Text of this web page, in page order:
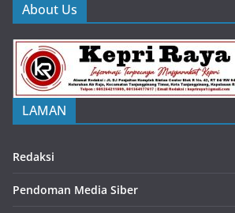
About Us
LAMAN
Redaksi
Pendoman Media Siber